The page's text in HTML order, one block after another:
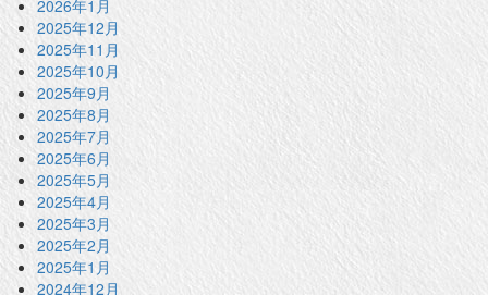
2026年1月
2025年12月
2025年11月
2025年10月
2025年9月
2025年8月
2025年7月
2025年6月
2025年5月
2025年4月
2025年3月
2025年2月
2025年1月
2024年12月